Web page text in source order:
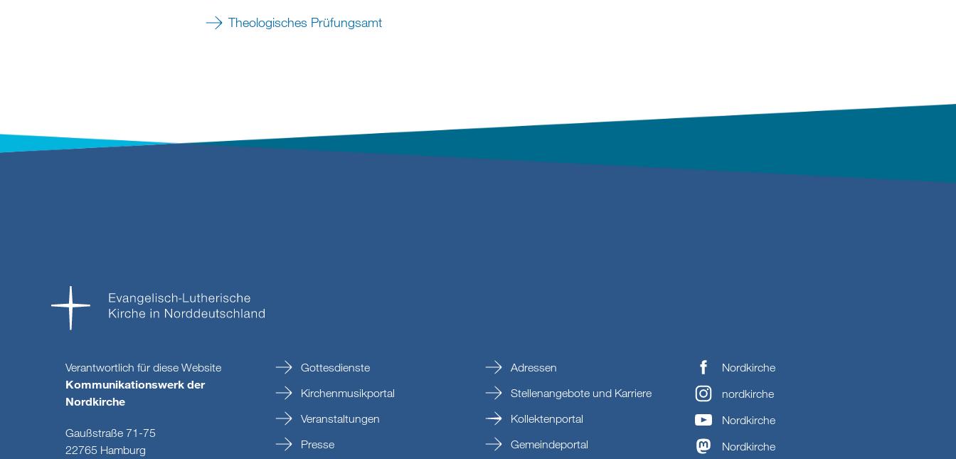
Theologisches Prüfungsamt
Verantwortlich für diese Website
Kommunikationswerk der
Nordkirche
Gaußstraße 71-75
22765 Hamburg
Gottesdienste
Kirchenmusikportal
Veranstaltungen
Presse
Adressen
Stellenangebote und Karriere
Kollektenportal
Gemeindeportal
Nordkirche
nordkirche
Nordkirche
Nordkirche